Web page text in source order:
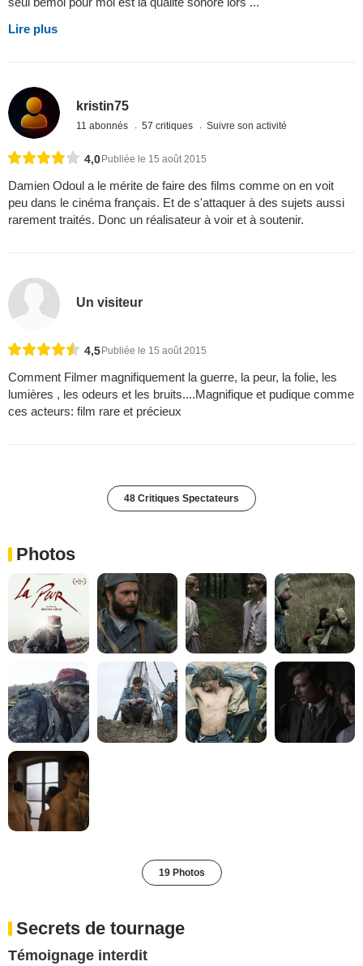
Lire plus
kristin75
11 abonnés 57 critiques Suivre son activité
4,0 Publiée le 15 août 2015
Damien Odoul a le mérite de faire des films comme on en voit
peu dans le cinéma français. Et de s'attaquer à des sujets aussi
rarement traités. Donc un réalisateur à voir et à soutenir.
Un visiteur
4,5Publiée le 15 août 2015
Comment Filmer magnifiquement la guerre, la peur, la folie, les
lumières , les odeurs et les bruits....Magnifique et pudique comme
ces acteurs: film rare et précieux
48 Critiques Spectateurs
Photos
19 Photos
Secrets de tournage
Témoignage interdit